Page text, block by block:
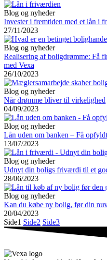
Blog og nyheder
Invester i fremtiden med et lån i
27/11/2023
Blog og nyheder
Realisering af boligdrømme: Få
med Vexa
26/10/2023
Blog og nyheder
Når drømme bliver til virkelighed
04/09/2023
Blog og nyheder
Lån uden om banken – Få
13/07/2023
Blog og nyheder
Udnyt din boligs friværdi til et
28/06/2023
Blog og nyheder
Kan du købe ny bolig, før din
20/04/2023
Side1 Side2 Side3